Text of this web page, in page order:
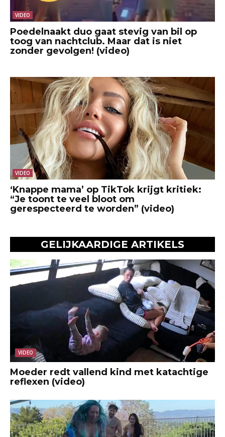
VIDEO
Poedelnaakt duo gaat stevig van bil op
toog van nachtclub. Maar dat is niet
zonder gevolgen! (video)
VIDEO
‘Knappe mama’ op TikTok krijgt kritiek:
“Je toont te veel bloot om
gerespecteerd te worden” (video)
GELIJKAARDIGE ARTIKELS
VIDEO
Moeder redt vallend kind met katachtige
reflexen (video)